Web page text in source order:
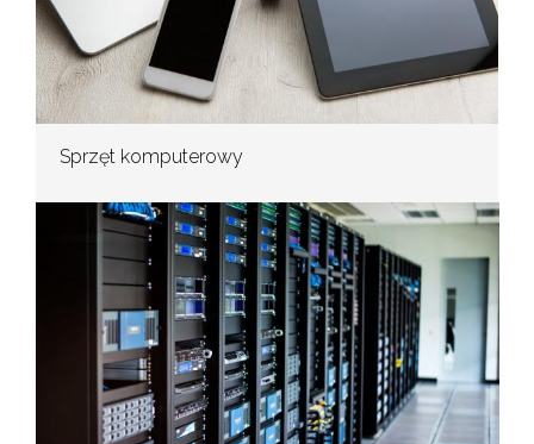
Sprzęt komputerowy